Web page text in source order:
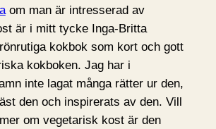
om man är intresserad av
är i mitt tycke Inga-Britta
kokbok som kort och gott
kokboken. Jag har i
inte lagat många rätter ur den,
den och inspirerats av den. Vill
om vegetarisk kost är den